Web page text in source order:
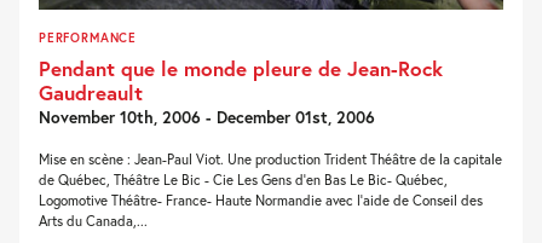
PERFORMANCE
Pendant que le monde pleure de Jean-Rock
Gaudreault
November 10th, 2006 - December 01st, 2006
Mise en scène : Jean-Paul Viot. Une production Trident Théâtre de la capitale
de Québec, Théâtre Le Bic - Cie Les Gens d'en Bas Le Bic- Québec,
Logomotive Théâtre- France- Haute Normandie avec l'aide de Conseil des
Arts du Canada,...